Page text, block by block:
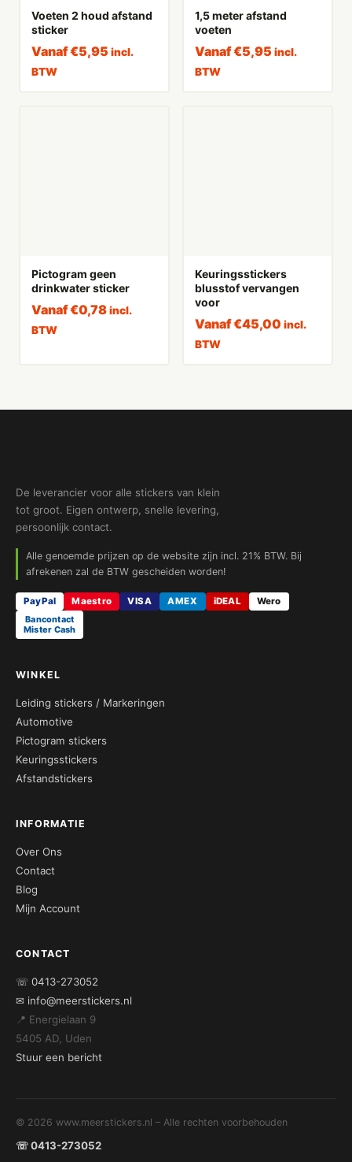
Voeten 2 houd afstand
sticker
Vanaf€5,95 incl.
BTW
1,5 meter afstand
voeten
Vanaf€5,95 incl.
BTW
Pictogram geen
drinkwater sticker
Vanaf€0,78 incl.
BTW
Keuringsstickers
blusstof vervangen
voor
Vanaf€45,00 incl.
BTW
De leverancier voor alle stickers van klein
tot groot. Eigen ontwerp, snelle levering,
persoonlijk contact.
Alle genoemde prijzen op de website zijn incl. 21% BTW. Bij
afrekenen zal de BTW gescheiden worden!
PayPal Maestro VISA AMEX iDEAL
Wero
Bancontact
Mister Cash
WINKEL
Leiding stickers / Markeringen
Automotive
Pictogram stickers
Keuringsstickers
Afstandstickers
INFORMATIE
Over Ons
Contact
Blog
Mijn Account
CONTACT
☏ 0413-273052
✉ info@meerstickers.nl
📍 Energielaan 9
5405 AD, Uden
Stuur een bericht
© 2026 www.meerstickers.nl – Alle rechten voorbehouden
☏ 0413-273052